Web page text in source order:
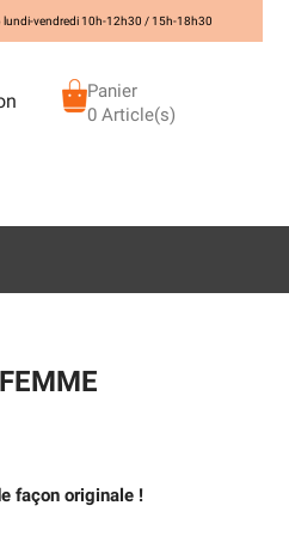
lundi-vendredi 10h-12h30 / 15h-18h30
Panier
0 Article(s)
façon originale !